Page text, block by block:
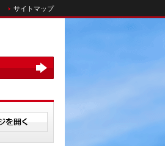
サイトマップ